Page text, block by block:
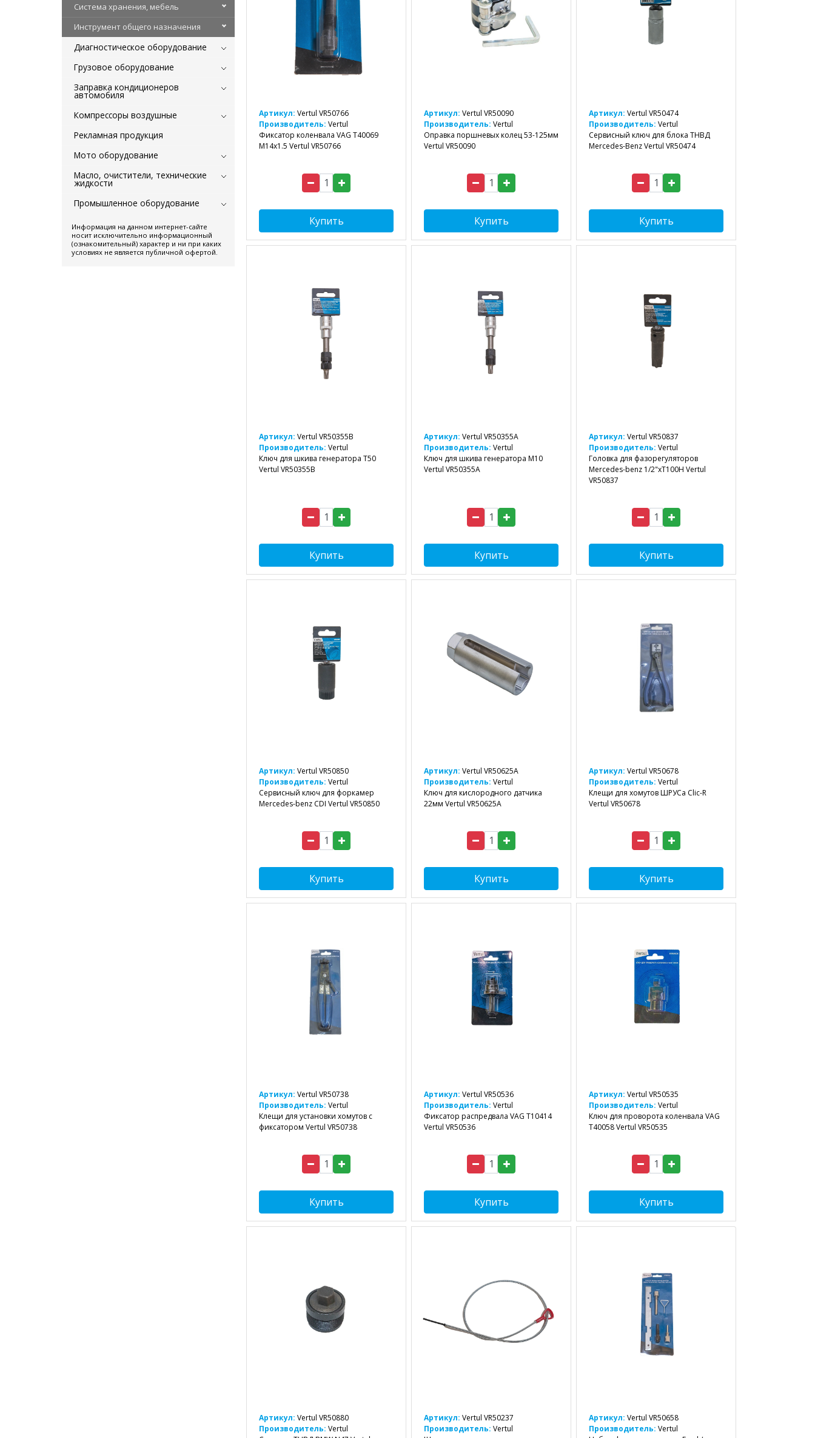
Система хранения, мебель
Инструмент общего назначения
Диагностическое оборудование
Грузовое оборудование
Заправка кондиционеров
автомобиля
Компрессоры воздушные
Рекламная продукция
Мото оборудование
Масло, очистители, технические
жидкости
Промышленное оборудование
Информация на данном интернет-сайте
носит исключительно информационный
(ознакомительный) характер и ни при каких
условиях не является публичной офертой.
Артикул: Vertul VR50766
Производитель: Vertul
Фиксатор коленвала VAG T40069
M14x1.5 Vertul VR50766
Купить
Артикул: Vertul VR50090
Производитель: Vertul
Оправка поршневых колец 53-125мм
Vertul VR50090
Купить
Артикул: Vertul VR50474
Производитель: Vertul
Сервисный ключ для блока ТНВД
Mercedes-Benz Vertul VR50474
Купить
Артикул: Vertul VR50355B
Производитель: Vertul
Ключ для шкива генератора T50
Vertul VR50355B
Купить
Артикул: Vertul VR50355A
Производитель: Vertul
Ключ для шкива генератора M10
Vertul VR50355A
Купить
Артикул: Vertul VR50837
Производитель: Vertul
Головка для фазорегуляторов
Mercedes-benz 1/2"хТ100Н Vertul
VR50837
Купить
Артикул: Vertul VR50850
Производитель: Vertul
Сервисный ключ для форкамер
Mercedes-benz CDI Vertul VR50850
Купить
Артикул: Vertul VR50625A
Производитель: Vertul
Ключ для кислородного датчика
22мм Vertul VR50625A
Купить
Артикул: Vertul VR50678
Производитель: Vertul
Клещи для хомутов ШРУСа Clic-R
Vertul VR50678
Купить
Артикул: Vertul VR50738
Производитель: Vertul
Клещи для установки хомутов с
фиксатором Vertul VR50738
Купить
Артикул: Vertul VR50536
Производитель: Vertul
Фиксатор распредвала VAG T10414
Vertul VR50536
Купить
Артикул: Vertul VR50535
Производитель: Vertul
Ключ для проворота коленвала VAG
T40058 Vertul VR50535
Купить
Артикул: Vertul VR50880
Производитель: Vertul
Артикул: Vertul VR50237
Производитель: Vertul
Артикул: Vertul VR50658
Производитель: Vertul